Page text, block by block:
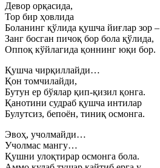
Девор орқасида,
Тор бир ҳовлида
Боланинг қўлида қушча йиғлар зор –
Занг босган пичоқ бор бола қўлида,
Оппоқ кўйлагида қоннинг юқи бор.
Қушча чирқиллайди…
Қон томчилайди,
Бутун ер бўялар қип-қизил қонга.
Қанотини судраб қушча интилар
Булутсиз, бепоён, тиниқ осмонга.
Эвоҳ, учолмайди…
Учолмас мангу…
Қушни улоқтирар осмонга бола.